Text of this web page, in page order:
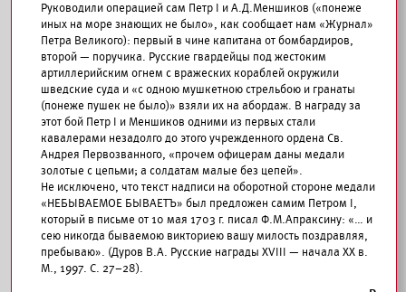
Руководили операцией сам Петр I и А.Д.Меншиков («понеже
иных на море знающих не было», как сообщает нам «Журнал»
Петра Великого): первый в чине капитана от бомбардиров,
второй — поручика. Русские гвардейцы под жестоким
артиллерийским огнем с вражеских кораблей окружили
шведские суда и «с одною мушкетною стрельбою и гранаты
(понеже пушек не было)» взяли их на абордаж. В награду за
этот бой Петр I и Меншиков одними из первых стали
кавалерами незадолго до этого учрежденного ордена Св.
Андрея Первозванного, «прочем офицерам даны медали
золотые с цепьми; а солдатам малые без цепей».
Не исключено, что текст надписи на оборотной стороне медали
«НЕБЫВАЕМОЕ БЫВАЕТЪ» был предложен самим Петром I,
который в письме от 10 мая 1703 г. писал Ф.М.Апраксину: «… и
сею никогда бываемою викториею вашу милость поздравляя,
пребываю». (Дуров В.А. Русские награды XVIII — начала XX в.
М., 1997. С. 27–28).